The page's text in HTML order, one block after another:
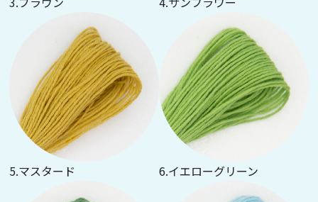
5.マスタード 6.イエローグリーン